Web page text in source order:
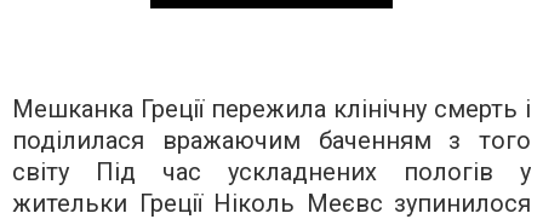
Мешканка Греції пережила клінічну смерть і
поділилася вражаючим баченням з того
світу Під час ускладнених пологів у
жительки Греції Ніколь Меєвс зупинилося